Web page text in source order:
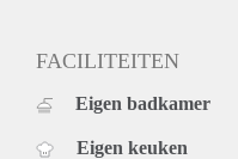
FACILITEITEN
Eigen badkamer
Eigen keuken